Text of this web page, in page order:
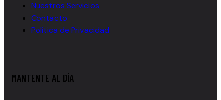
Nuestros Servicios
Contacto
Política de Privacidad
MANTENTE AL DÍA